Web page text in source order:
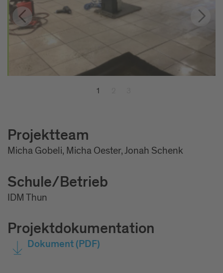
1
Projektteam
Micha Gobeli, Micha Oester, Jonah Schenk
Schule/Betrieb
IDM Thun
Projektdokumentation
Dokument(PDF)